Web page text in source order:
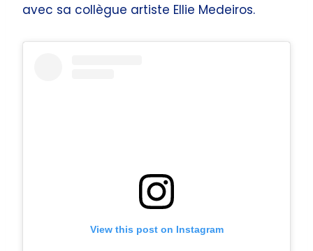
avec sa collègue artiste Ellie Medeiros.
View this post on Instagram